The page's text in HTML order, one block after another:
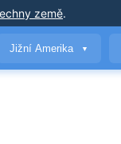
země.
Jižní Amerika ▼